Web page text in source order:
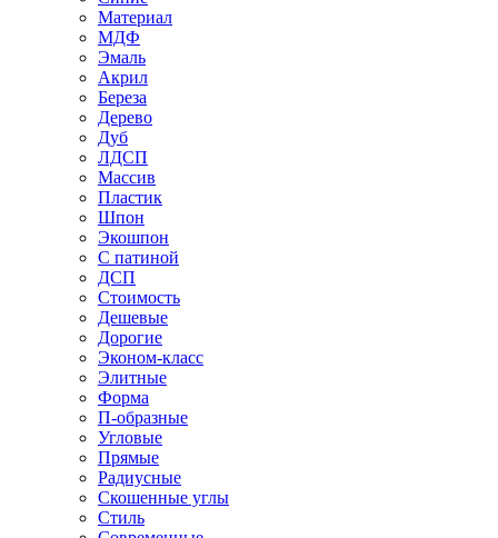
Материал
МДФ
Эмаль
Акрил
Береза
Дерево
Дуб
ЛДСП
Массив
Пластик
Шпон
Экошпон
С патиной
ДСП
Стоимость
Дешевые
Дорогие
Эконом-класс
Элитные
Форма
П-образные
Угловые
Прямые
Радиусные
Скошенные углы
Стиль